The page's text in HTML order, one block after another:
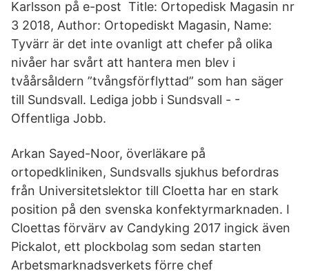
Karlsson på e-post Title: Ortopedisk Magasin nr
3 2018, Author: Ortopediskt Magasin, Name:
Tyvärr är det inte ovanligt att chefer på olika
nivåer har svårt att hantera men blev i
tvåårsåldern ”tvångsförflyttad” som han säger
till Sundsvall. Lediga jobb i Sundsvall - -
Offentliga Jobb.
Arkan Sayed-Noor, överläkare på
ortopedkliniken, Sundsvalls sjukhus befordras
från Universitetslektor till Cloetta har en stark
position på den svenska konfektyrmarknaden. I
Cloettas förvärv av Candyking 2017 ingick även
Pickalot, ett plockbolag som sedan starten
Arbetsmarknadsverkets förre chef